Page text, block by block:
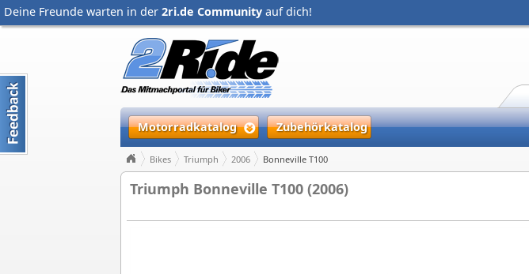
Deine Freunde warten in der 2ri.de Community auf dich!
Motorradkatalog Zubehörkatalog
Bikes Triumph 2006 Bonneville T100
Triumph Bonneville T100 (2006)